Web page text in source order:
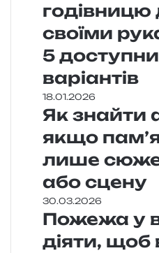
годівницю
своїми
5
варіантів
18.01.2026
Як знайти
якщо
лише
або сцену
30.03.2026
Пожежа у
діяти, щоб